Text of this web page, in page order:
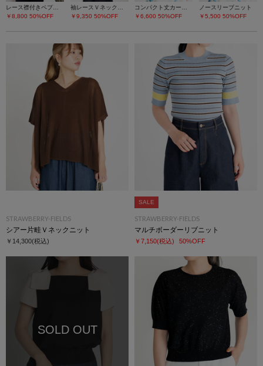
レース襟付きペプラムプルオーバー
￥8,800 50%OFF
袖レースＶネックニット
￥9,350 50%OFF
コンパクト丈カーディガン
￥6,600 50%OFF
ノースリーブニット
￥5,500 50%OFF
STRAWBERRY-FIELDS
シアー片畦Ｖネックニット
￥14,300(税込)
SALE
STRAWBERRY-FIELDS
マルチボーダーリブニット
￥7,150(税込) 50%OFF
SOLD OUT